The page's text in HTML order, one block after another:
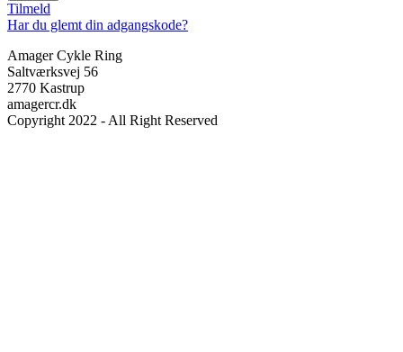
Tilmeld
Har du glemt din adgangskode?
Amager Cykle Ring
Saltværksvej 56
2770 Kastrup
amagercr.dk
Copyright 2022 - All Right Reserved